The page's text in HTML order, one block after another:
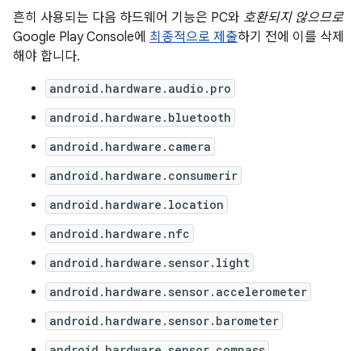
흔히 사용되는 다음 하드웨어 기능은 PC와 호환되지 않으므로
Google Play Console에 최종적으로 제출하기 전에 이를 삭제
해야 합니다.
android.hardware.audio.pro
android.hardware.bluetooth
android.hardware.camera
android.hardware.consumerir
android.hardware.location
android.hardware.nfc
android.hardware.sensor.light
android.hardware.sensor.accelerometer
android.hardware.sensor.barometer